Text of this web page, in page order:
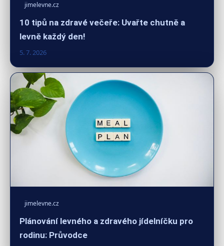
jimelevne.cz
10 tipů na zdravé večeře: Uvařte chutně a
levně každý den!
5. 7. 2026
jimelevne.cz
Plánování levného a zdravého jídelníčku pro
rodinu: Průvodce